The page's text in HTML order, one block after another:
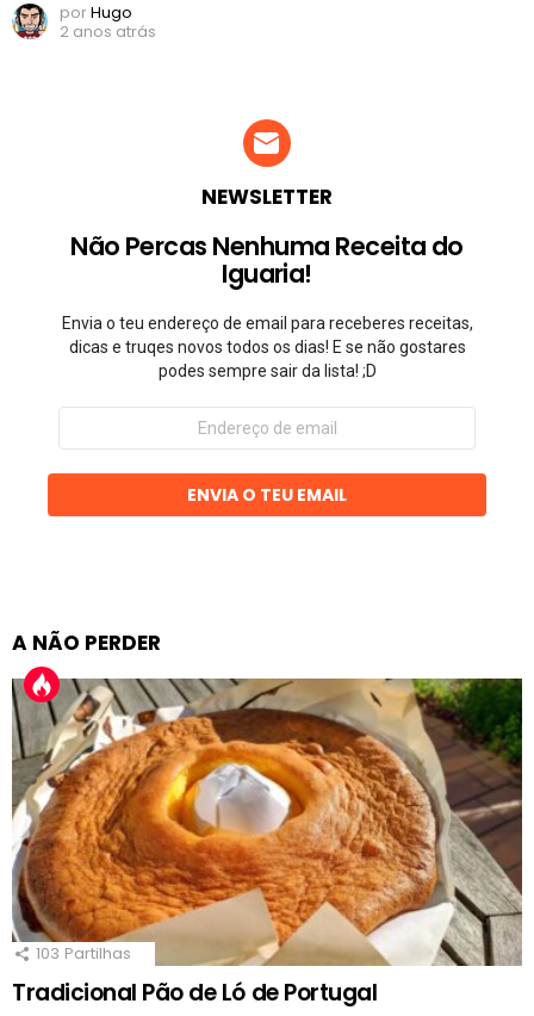
porHugo
2 anos atrás
NEWSLETTER
Não Percas Nenhuma Receita do
Iguaria!
Envia o teu endereço de email para receberes receitas,
dicas e truqes novos todos os dias! E se não gostares
podes sempre sair da lista! ;D
Endereço
email
ENVIA O TEU EMAIL
A NÃO PERDER
103 Partilhas
Tradicional Pão de Ló de Portugal